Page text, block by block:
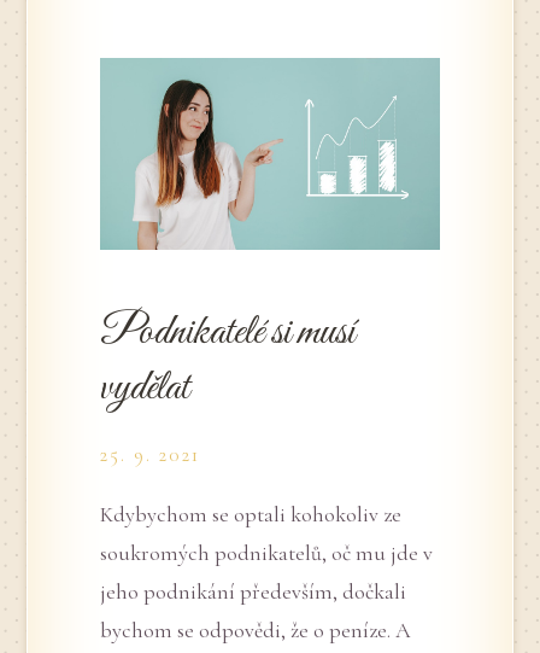
Podnikatelé si musí
vydělat
25. 9. 2021
Kdybychom se optali kohokoliv ze
soukromých podnikatelů, oč mu jde v
jeho podnikání především, dočkali
bychom se odpovědi, že o peníze. A